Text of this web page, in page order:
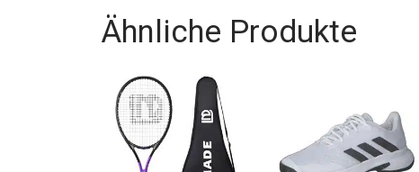
für dich.
Ähnliche Produkte